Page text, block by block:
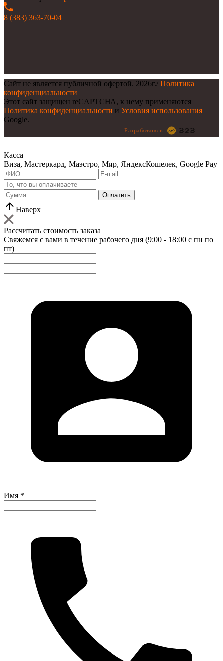
8 (383) 363-70-04
Сайт не является публичной офертой. 2026г./ Политика
конфиденциальности
Этот сайт защищен reCAPTCHA, к нему применяются
Политика конфиденциальности и Условия использования
Google.
Разработано в
Касса
Виза, Мастеркард, Маэстро, Мир, ЯндексКошелек, Google Pay
Оплатить
Наверх
Рассчитать стоимость заказа
Свяжемся с вами в течение рабочего дня (9:00 - 18:00 с пн по
пт)
Имя *